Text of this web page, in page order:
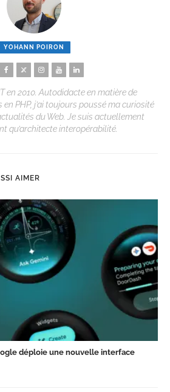
YOHANN POIRON
en 2010. Autodidacte en matière de
PHP, j’ai toujours poussé ma curiosité
du Web. Je suis actuellement
qu’architecte interopérabilité.
AIMER
déploie une nouvelle interface